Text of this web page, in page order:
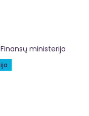
ministerija